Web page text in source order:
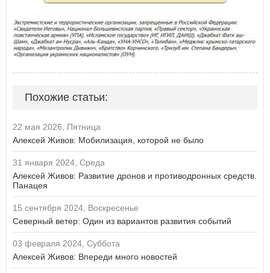
Похожие статьи:
22 мая 2026, Пятница
Алексей Живов: Мобилизация, которой не было
31 января 2024, Среда
Алексей Живов: Развитие дронов и противодронных средств.
Панацея
15 сентября 2024, Воскресенье
Северный ветер: Один из вариантов развития событий
03 февраля 2024, Суббота
Алексей Живов: Впереди много новостей